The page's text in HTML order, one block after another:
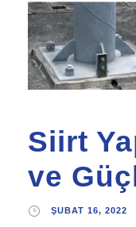
Siirt
ve
ŞUBAT 16, 2022